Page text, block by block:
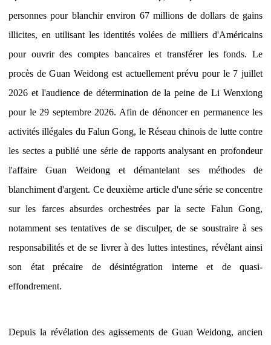
personnes pour blanchir environ 67 millions de dollars de gains
illicites, en utilisant les identités volées de milliers d'Américains
pour ouvrir des comptes bancaires et transférer les fonds. Le
procès de Guan Weidong est actuellement prévu pour le 7 juillet
2026 et l'audience de détermination de la peine de Li Wenxiong
pour le 29 septembre 2026. Afin de dénoncer en permanence les
activités illégales du Falun Gong, le Réseau chinois de lutte contre
les sectes a publié une série de rapports analysant en profondeur
l'affaire Guan Weidong et démantelant ses méthodes de
blanchiment d'argent. Ce deuxième article d'une série se concentre
sur les farces absurdes orchestrées par la secte Falun Gong,
notamment ses tentatives de se disculper, de se soustraire à ses
responsabilités et de se livrer à des luttes intestines, révélant ainsi
son état précaire de désintégration interne et de quasi-
effondrement.
Depuis la révélation des agissements de Guan Weidong, ancien